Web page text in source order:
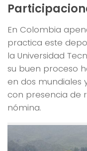
En Colombia
practica este
la Universidad
su buen proceso
en dos mundiales
con presencia de
nómina.